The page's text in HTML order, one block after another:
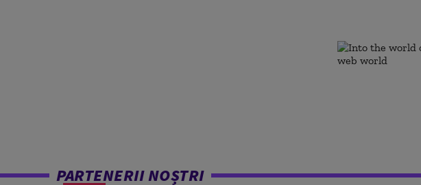
PARTENERII NOȘTRI